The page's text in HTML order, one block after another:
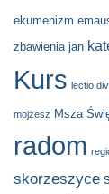
ekumenizm
zbawienia jan
Kurs lectio
mojżesz Msza
radom
skorzeszyce